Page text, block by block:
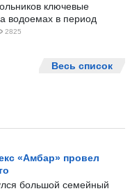
ключевые
водоемах в период
2825
Весь список
«Амбар» провел
большой семейный